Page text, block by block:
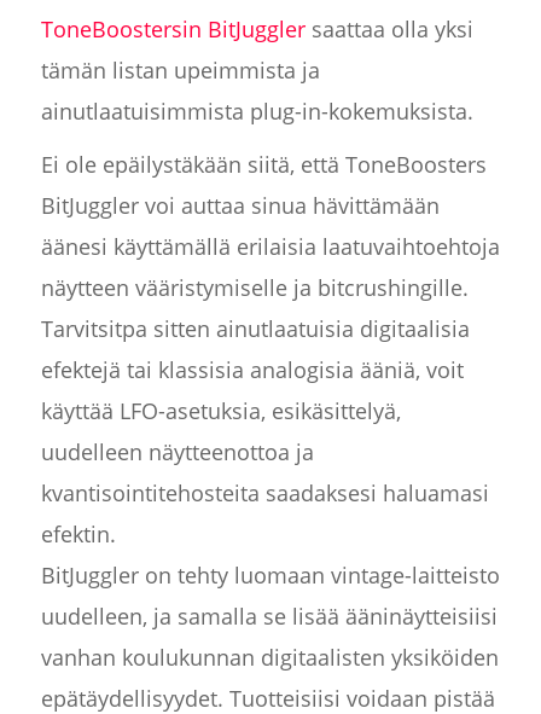
ToneBoostersin BitJugglersaattaa olla yksi
tämän listan upeimmista ja
ainutlaatuisimmista plug-in-kokemuksista.
Ei ole epäilystäkään siitä, että ToneBoosters
BitJuggler voi auttaa sinua hävittämään
äänesi käyttämällä erilaisia laatuvaihtoehtoja
näytteen vääristymiselle ja bitcrushingille.
Tarvitsitpa sitten ainutlaatuisia digitaalisia
efektejä tai klassisia analogisia ääniä, voit
käyttää LFO-asetuksia, esikäsittelyä,
uudelleen näytteenottoa ja
kvantisointitehosteita saadaksesi haluamasi
efektin.
BitJuggler on tehty luomaan vintage-laitteisto
uudelleen, ja samalla se lisää ääninäytteisiisi
vanhan koulukunnan digitaalisten yksiköiden
epätäydellisyydet. Tuotteisiisi voidaan pistää